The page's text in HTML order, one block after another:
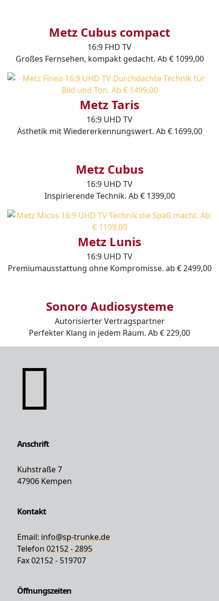
Metz Cubus compact
16:9 FHD TV
Großes Fernsehen, kompakt gedacht. Ab € 1099,00
Metz Taris
16:9 UHD TV
Ästhetik mit Wiedererkennungswert. Ab € 1699,00
Metz Cubus
16:9 UHD TV
Inspirierende Technik. Ab € 1399,00
Metz Lunis
16:9 UHD TV
Premiumausstattung ohne Kompromisse. ab € 2499,00
Sonoro Audiosysteme
Autorisierter Vertragspartner
Perfekter Klang in jedem Raum. Ab € 229,00
Anschrift
Kuhstraße 7
47906 Kempen
Kontakt
Email: info@sp-trunke.de
Telefon 02152 - 2895
Fax 02152 - 519707
Öffnungszeiten